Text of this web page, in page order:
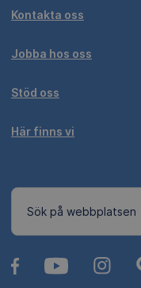
Kontakta oss
Jobba hos oss
Stöd oss
Här finns vi
Sök på webbplatsen